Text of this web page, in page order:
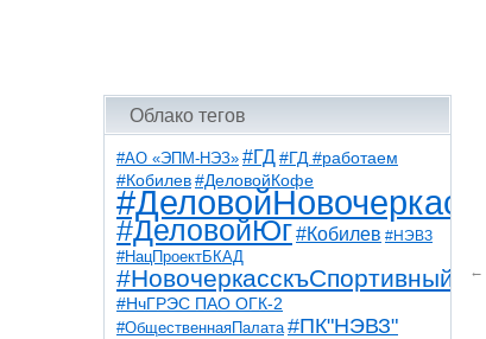
Облако тегов
#АО «ЭПМ-НЭЗ» #ГД #ГД #работаем
#Кобилев #ДеловойКофе
#ДеловойНовочеркасск
#ДеловойЮг#Кобилев #НЭВЗ
#НацПроектБКАД
#НовочеркасскъСпортивный
#НчГРЭС ПАО ОГК-2
#ОбщественнаяПалата #ПК"НЭВЗ"
←